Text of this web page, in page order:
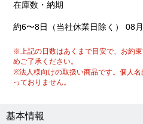
在庫数・納期
約6〜8日（当社休業日除く） 08
※上記の日数はあくまで目安で、お約
めご了承ください。
※法人様向けの取扱い商品です。個人
っておりません。
基本情報